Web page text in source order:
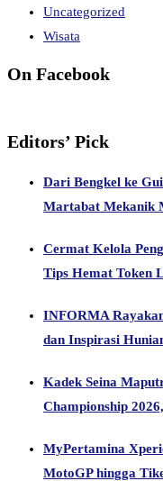
Uncategorized
Wisata
On Facebook
Editors’ Pick
Dari Bengkel ke
Martabat Mekanik
Cermat Kelola
Tips Hemat Token
INFORMA
dan Inspirasi
Kadek Seina
Championship
MyPertamina
MotoGP hingga